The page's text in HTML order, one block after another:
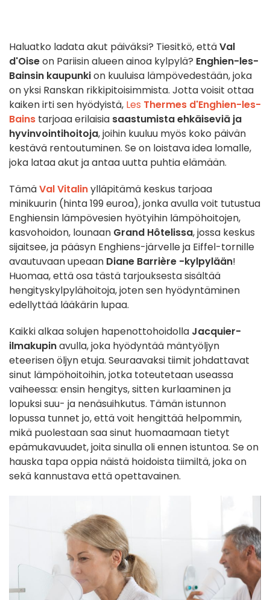
Haluatko ladata akut päiväksi? Tiesitkö, ettäVal
d'Oiseon Pariisin alueen ainoa kylpylä? Enghien-les-
Bainsin kaupunkion kuuluisa lämpövedestään, joka
on yksi Ranskan rikkipitoisimmista. Jotta voisit ottaa
kaiken irti sen hyödyistä, Les Thermes d'Enghien-les-
Bains tarjoaa erilaisia saastumista ehkäiseviä ja
hyvinvointihoitoja, joihin kuuluu myös koko päivän
kestävä rentoutuminen. Se on loistava idea lomalle,
joka lataa akut ja antaa uutta puhtia elämään.
TämäVal Vitalinylläpitämä keskus tarjoaa
minikuurin (hinta 199 euroa), jonka avulla voit tutustua
Enghiensin lämpövesien hyötyihin lämpöhoitojen,
kasvohoidon, lounaan Grand Hôtelissa, jossa keskus
sijaitsee, ja pääsyn Enghiens-järvelle ja Eiffel-tornille
avautuvaan upeaan Diane Barrière -kylpylään!
Huomaa, että osa tästä tarjouksesta sisältää
hengityskylpylähoitoja, joten sen hyödyntäminen
edellyttää lääkärin lupaa.
Kaikki alkaa solujen hapenottohoidolla Jacquier-
ilmakupinavulla, joka hyödyntää mäntyöljyn
eteerisen öljyn etuja. Seuraavaksi tiimit johdattavat
sinut lämpöhoitoihin, jotka toteutetaan useassa
vaiheessa: ensin hengitys, sitten kurlaaminen ja
lopuksi suu- ja nenäsuihkutus. Tämän istunnon
lopussa tunnet jo, että voit hengittää helpommin,
mikä puolestaan saa sinut huomaamaan tietyt
epämukavuudet, joita sinulla oli ennen istuntoa. Se on
hauska tapa oppia näistä hoidoista tiimiltä, joka on
sekä kannustava että opettavainen.